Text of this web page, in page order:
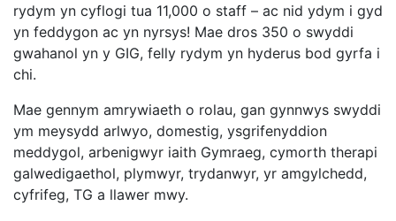
rydym yn cyflogi tua 11,000 o staff – ac nid ydym i gyd
yn feddygon ac yn nyrsys! Mae dros 350 o swyddi
gwahanol yn y GIG, felly rydym yn hyderus bod gyrfa i
chi.
Mae gennym amrywiaeth o rolau, gan gynnwys swyddi
ym meysydd arlwyo, domestig, ysgrifenyddion
meddygol, arbenigwyr iaith Gymraeg, cymorth therapi
galwedigaethol, plymwyr, trydanwyr, yr amgylchedd,
cyfrifeg, TG a llawer mwy.